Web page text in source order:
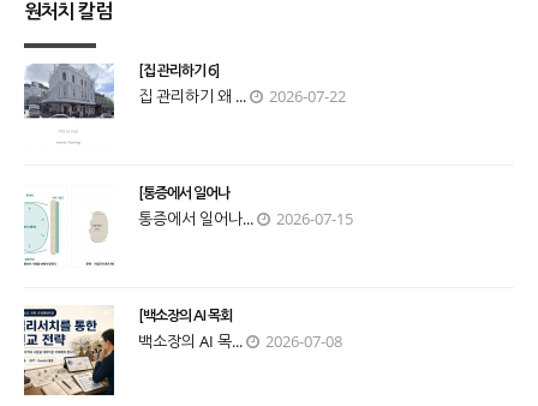
원처치 칼럼
[집 관리하기 6]
집 관리하기 왜 ... 2026-07-22
[통증에서 일어나
통증에서 일어나... 2026-07-15
[백소장의 AI 목회
백소장의 AI 목... 2026-07-08